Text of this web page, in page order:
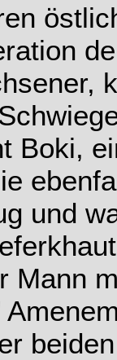
Boki,
und
Mann